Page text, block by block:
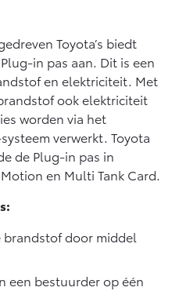
Toyota’s biedt
in pas aan. Dit is een
en elektriciteit. Met
ook elektriciteit
worden via het
verwerkt. Toyota
de Plug-in pas in
en Multi Tank Card.
brandstof door middel
een bestuurder op één